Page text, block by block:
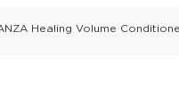
Healing Volume